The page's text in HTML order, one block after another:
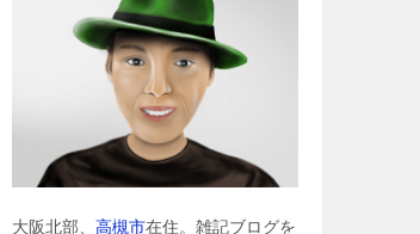
大阪北部、 高槻市在住。雑記ブログを